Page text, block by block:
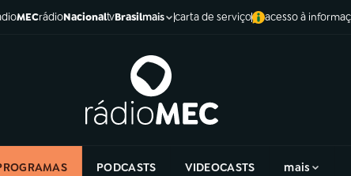
MECrádioNacionaltvBrasilmais carta de serviço acesso à
PODCASTS VIDEOCASTS mais